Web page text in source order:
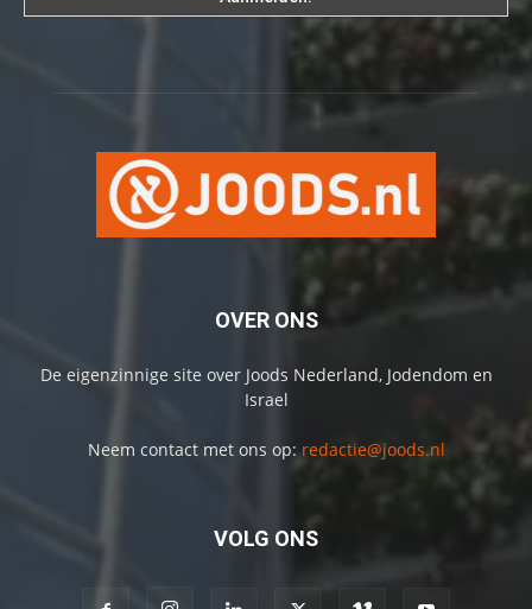
OVER ONS
De eigenzinnige site over Joods Nederland, Jodendom en
Israel
Neem contact met ons op: redactie@joods.nl
VOLG ONS